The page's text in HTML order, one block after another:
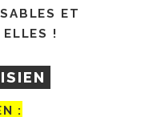
ET
ELLES !
: